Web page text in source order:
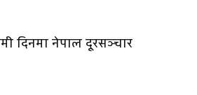
दिनमा नेपाल दूरसञ्चार